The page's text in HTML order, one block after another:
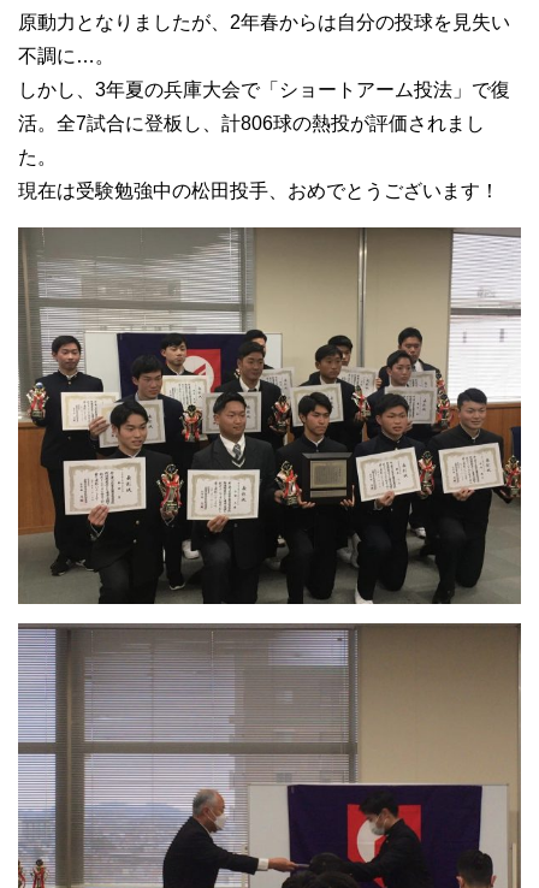
原動力となりましたが、2年春からは自分の投球を見失い
不調に…。
しかし、3年夏の兵庫大会で「ショートアーム投法」で復
活。全7試合に登板し、計806球の熱投が評価されまし
た。
現在は受験勉強中の松田投手、おめでとうございます！